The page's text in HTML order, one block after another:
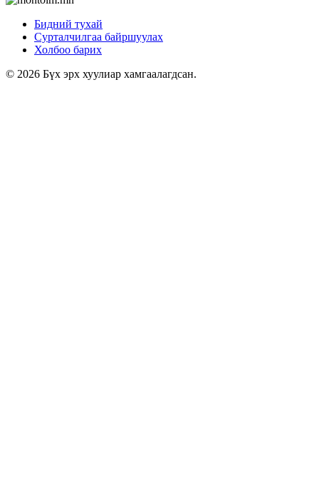
Бидний тухай
Сурталчилгаа байршуулах
Холбоо барих
© 2026 Бүх эрх хуулиар хамгаалагдсан.